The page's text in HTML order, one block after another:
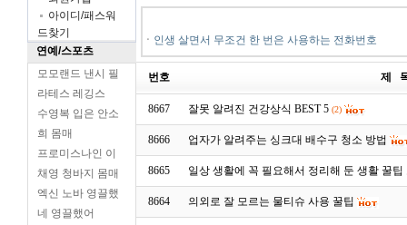
아이디/패스워
드찾기
연예/스포츠
모모랜드 낸시 필
라테스 레깅스
수영복 입은 안소
희 몸매
프로미스나인 이
채영 청바지 몸매
엑신 노바 영끌했
네 영끌했어
ㆍ 인생 살면서 무조건 한 번은 사용하는 전화번호
번호 제
8667 잘못 알려진 건강상식 BEST 5 (2)
8666 업자가 알려주는 싱크대 배수구 청소 방법
8665 일상 생활에 꼭 필요해서 정리해 둔 생활 꿀팁
8664 의외로 잘 모르는 물티슈 사용 꿀팁